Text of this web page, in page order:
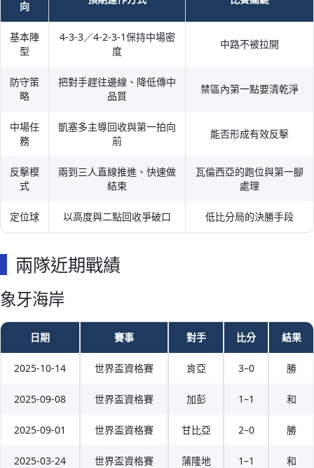
向
基本陣
型
4-3-3／4-2-3-1保持中場密
度
中路不被拉開
防守策
略
把對手趕往邊線、降低傳中
品質
禁區內第一點要清乾淨
中場任
務
凱塞多主導回收與第一拍向
前
能否形成有效反擊
反擊模
式
兩到三人直線推進、快速做
結束
瓦倫西亞的跑位與第一腳
處理
定位球 以高度與二點回收爭破口 低比分局的決勝手段
兩隊近期戰績
象牙海岸
日期 賽事 對手 比分 結果
2025-10-14 世界盃資格賽 肯亞 3–0 勝
2025-09-08 世界盃資格賽 加彭 1–1 和
2025-09-01 世界盃資格賽 甘比亞 2–0 勝
2025-03-24 世界盃資格賽 蒲隆地 1–1 和